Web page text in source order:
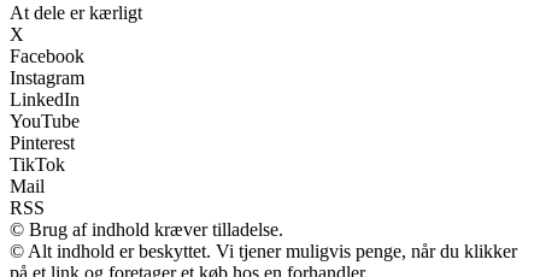
At dele er kærligt
X
Facebook
Instagram
LinkedIn
YouTube
Pinterest
TikTok
Mail
RSS
© Brug af indhold kræver tilladelse.
© Alt indhold er beskyttet. Vi tjener muligvis penge, når du klikker
på et link og foretager et køb hos en forhandler.